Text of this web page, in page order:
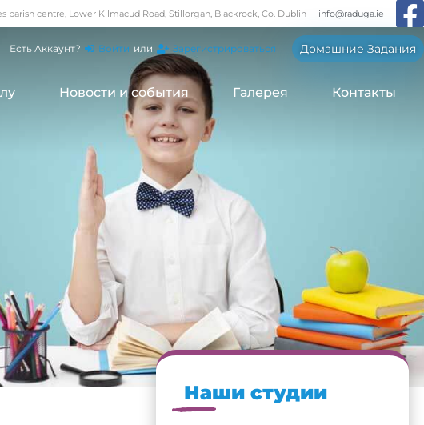
parish centre, Lower Kilmacud Road, Stillorgan, Blackrock, Co. Dublin info@raduga.ie
Есть Аккаунт? Войти или Зарегистрироваться Домашние Задания
Новости и события Галерея Контакты
Наши студии